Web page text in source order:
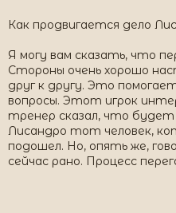
Как продвигается дело
Я могу вам сказать, что
Стороны очень хорошо
друг к другу. Это
вопросы. Этот игрок
тренер сказал, что будет
Лисандро тот человек,
подошел. Но, опять же,
сейчас рано. Процесс